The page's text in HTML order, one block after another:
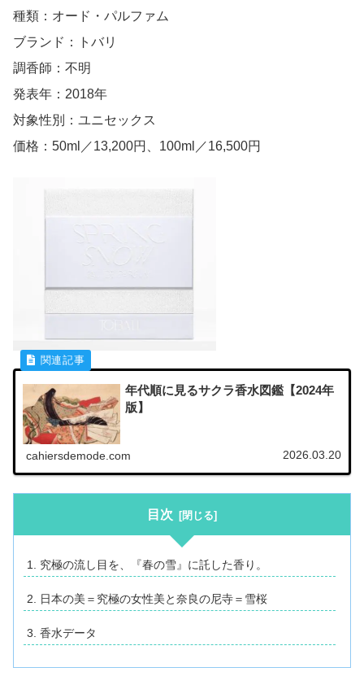
種類：オード・パルファム
ブランド：トバリ
調香師：不明
発表年：2018年
対象性別：ユニセックス
価格：50ml／13,200円、100ml／16,500円
年代順に見るサクラ香水図鑑【2024年
版】
cahiersdemode.com 2026.03.20
目次
究極の流し目を、『春の雪』に託した香り。
日本の美＝究極の女性美と奈良の尼寺＝雪桜
香水データ